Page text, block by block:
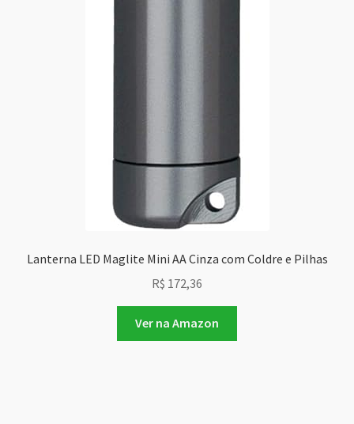
Lanterna LED Maglite Mini AA Cinza com Coldre e Pilhas
R$ 172,36
Ver na Amazon